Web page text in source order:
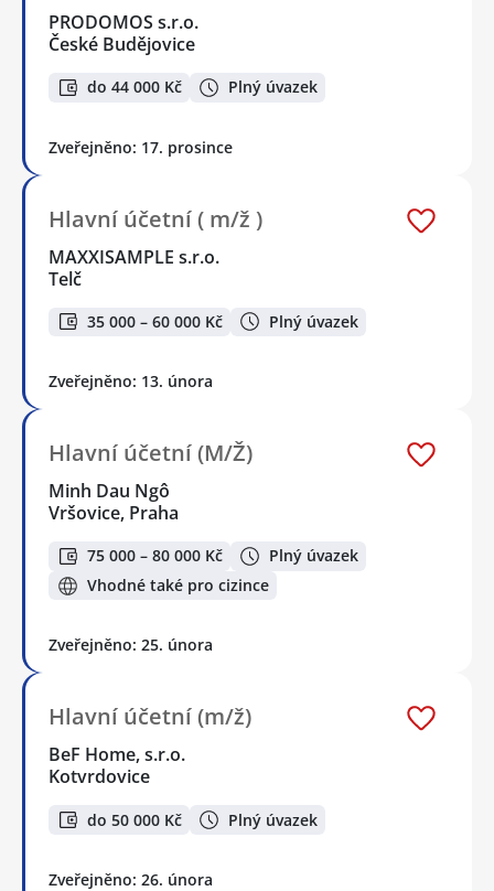
PRODOMOS s.r.o.
České Budějovice
do 44 000 Kč Plný úvazek
Zveřejněno: 17. prosince
Hlavní účetní ( m/ž )
MAXXISAMPLE s.r.o.
Telč
35 000 – 60 000 Kč Plný úvazek
Zveřejněno: 13. února
Hlavní účetní (M/Ž)
Minh Dau Ngô
Vršovice, Praha
75 000 – 80 000 Kč
Plný úvazek
Vhodné také pro cizince
Zveřejněno: 25. února
Hlavní účetní (m/ž)
BeF Home, s.r.o.
Kotvrdovice
do 50 000 Kč Plný úvazek
Zveřejněno: 26. února